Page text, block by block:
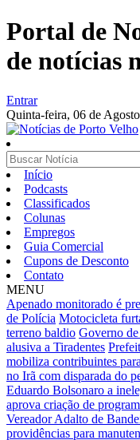
Portal de
de notícias
Entrar
Quinta-feira, 06 de
Início
Podcasts
Classificados
Colunas
Empregos
Guia Comercial
Cupons de Desconto
Contato
MENU
Apenado monitorado é
de Polícia Motocicleta
terreno baldio Governo
alusiva a Tiradentes
mobiliza contribuintes
no Irã com disparada do
Eduardo Bolsonaro a
aprova criação de
Vereador Adalto de
providências para